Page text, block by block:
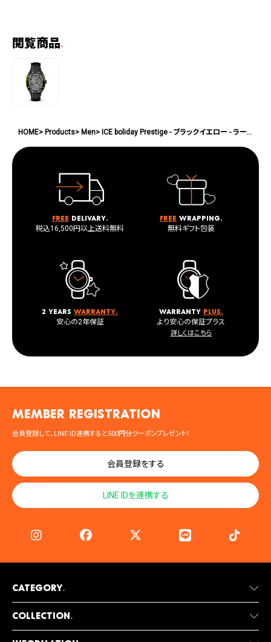
閲覧商品.
HOME Products Men ICE boliday Prestige - ブラックイエロー - ラージ
Free delivary.
税込16,500円以上送料無料
Free wrapping.
無料ギフト包装
2 years warranty.
安心の2年保証
warranty plus.
より安心の保証プラス
詳しくはこちら
MEMBER registration
会員登録して、LINE ID連携すると500円分クーポンプレゼント！
会員登録をする
LINE IDを連携する
Category.
Collection.